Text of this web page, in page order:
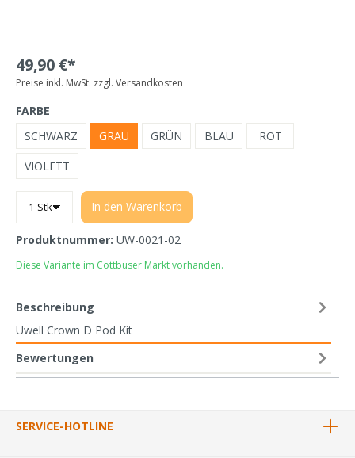
49,90 €*
Preise inkl. MwSt. zzgl. Versandkosten
FARBE
SCHWARZ
GRAU GRÜN BLAU
ROT
VIOLETT
In den Warenkorb
Produktnummer: UW-0021-02
Diese Variante im Cottbuser Markt vorhanden.
Beschreibung
Uwell Crown D Pod Kit
Bewertungen
SERVICE-HOTLINE